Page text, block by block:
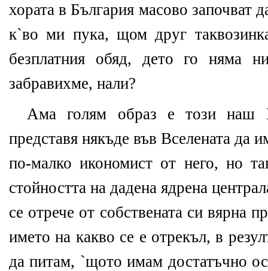
хората в България масово започват
к`во ми пука, щом друг
безплатния обяд, дето го няма
забравихме, нали?
Ама голям образ е този наш
представя някъде във Вселената да
по-малко икономист от него, но
стойността на дадена ядрена
се отрече от собствената си вярна
името на какво се е отрекъл, в
да питам, `щото имам достатъчно